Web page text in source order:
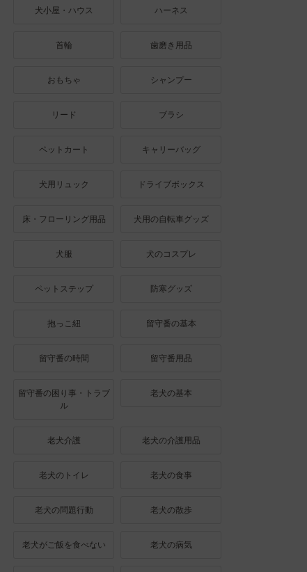
犬小屋・ハウス ハーネス
首輪 歯磨き用品
おもちゃ シャンプー
リード ブラシ
ペットカート キャリーバッグ
犬用リュック ドライブボックス
床・フローリング用品 犬用の自転車グッズ
犬服 犬のコスプレ
ペットステップ 防寒グッズ
抱っこ紐 留守番の基本
留守番の時間 留守番用品
留守番の困り事・トラブ
ル
老犬の基本
老犬介護 老犬の介護用品
老犬のトイレ 老犬の食事
老犬の問題行動 老犬の散歩
老犬がご飯を食べない 老犬の病気